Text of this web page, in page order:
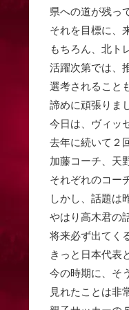
県への道が残っ
それを目標に、
もちろん、北ト
活躍次第では、
選考されること
諦めに頑張りま
今日は、ヴィッ
去年に続いて２
加藤コーチ、天
それぞれのコー
しかし、話題は
やはり高木君の
将来必ず出てく
きっと日本代表
今の時期に、そ
見れたことは非